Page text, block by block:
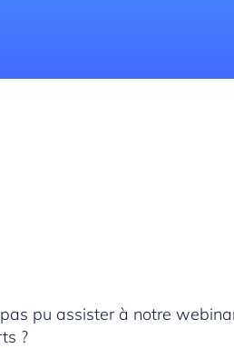
pas pu assister à notre
?